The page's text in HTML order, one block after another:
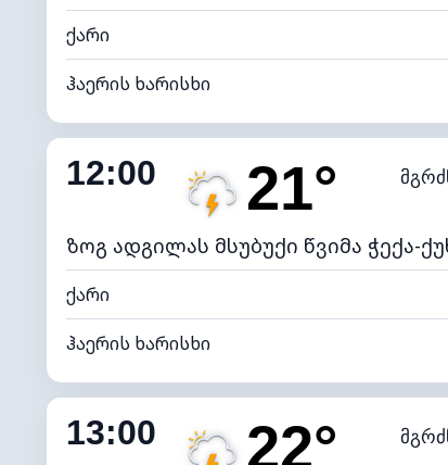
ქარი
ჰაერის ხარისხი
შიდა ტენიანობა
ნამის წერტილი
განათების ინდექსი 4
12:00 21°
ზოგ ადგილას მსუბუქი წვიმა ჭექა-
ქარი
ჰაერის ხარისხი
შიდა ტენიანობა
ნამის წერტილი
13:00 22°